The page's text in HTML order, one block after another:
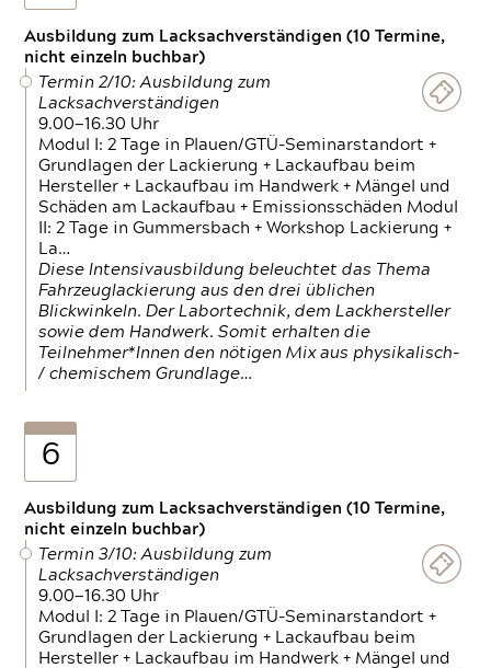
Ausbildung zum Lacksachverständigen (10 Termine,
nicht einzeln buchbar)
Termin 2/10: Ausbildung zum
Lacksachverständigen
9.00—16.30 Uhr
Modul I: 2 Tage in Plauen/GTÜ-Seminarstandort +
Grundlagen der Lackierung + Lackaufbau beim
Hersteller + Lackaufbau im Handwerk + Mängel und
Schäden am Lackaufbau + Emissionsschäden Modul
II: 2 Tage in Gummersbach + Workshop Lackierung +
La…
Diese Intensivausbildung beleuchtet das Thema
Fahrzeuglackierung aus den drei üblichen
Blickwinkeln. Der Labortechnik, dem Lackhersteller
sowie dem Handwerk. Somit erhalten die
Teilnehmer*Innen den nötigen Mix aus physikalisch-
/ chemischem Grundlage…
6
Ausbildung zum Lacksachverständigen (10 Termine,
nicht einzeln buchbar)
Termin 3/10: Ausbildung zum
Lacksachverständigen
9.00—16.30 Uhr
Modul I: 2 Tage in Plauen/GTÜ-Seminarstandort +
Grundlagen der Lackierung + Lackaufbau beim
Hersteller + Lackaufbau im Handwerk + Mängel und